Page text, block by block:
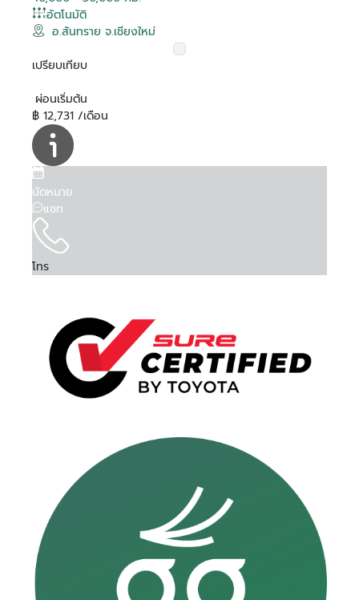
อัตโนมัติ
อ.สันทราย จ.เชียงใหม่
เปรียบเทียบ
ผ่อนเริ่มต้น
฿ 12,731 /เดือน
นัดหมาย
แชท
โทร